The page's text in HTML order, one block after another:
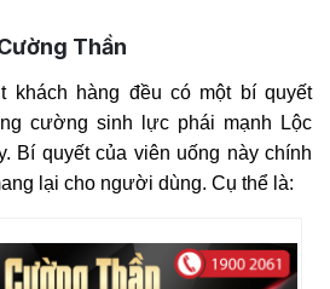
Thần
khách hàng đều có một bí quyết
cường sinh lực phái mạnh Lộc
Bí quyết của viên uống này chính
lại cho người dùng. Cụ thể là: